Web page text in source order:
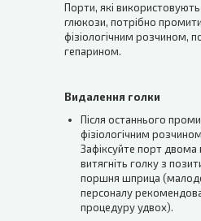
Порти, які
глюкози, потрібно
фізіологічним розчином,
гепарином.
Видалення голки
Після останнього
фізіологічним
Зафіксуйте порт двома
витягніть голку з
поршня шприца
персоналу
процедуру удвох).